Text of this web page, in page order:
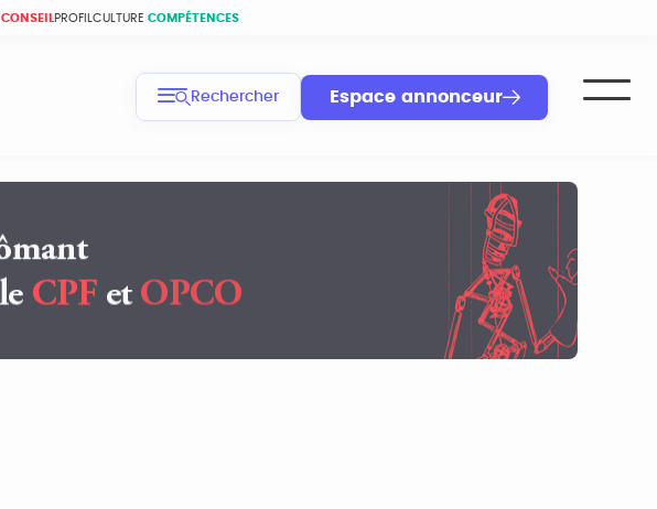
CONSEIL PROFILCULTURE COMPÉTENCES
Rechercher Espace annonceur